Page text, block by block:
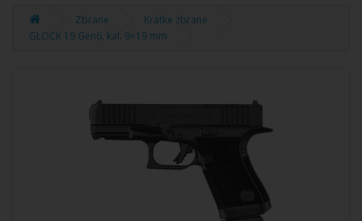
Zbrane
Krátke zbrane
GLOCK 19 Gen6, kal. 9×19 mm